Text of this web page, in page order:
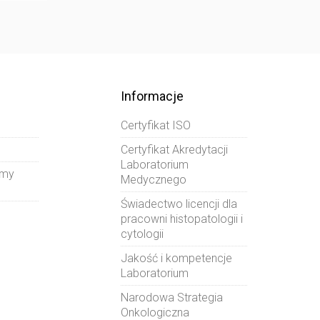
Informacje
Certyfikat ISO
Certyfikat Akredytacji
Laboratorium
Medycznego
Świadectwo licencji dla
pracowni histopatologii i
cytologii
Jakość i kompetencje
Laboratorium
Narodowa Strategia
Onkologiczna